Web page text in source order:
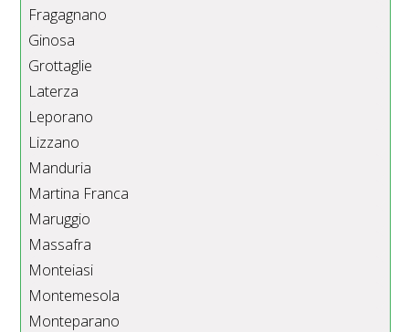
Fragagnano
Ginosa
Grottaglie
Laterza
Leporano
Lizzano
Manduria
Martina Franca
Maruggio
Massafra
Monteiasi
Montemesola
Monteparano